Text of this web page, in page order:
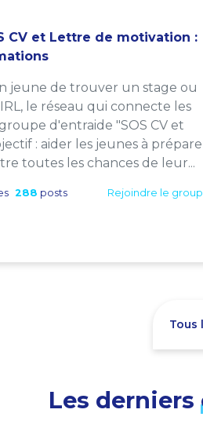
CV et Lettre de motivation :
jeune de trouver un stage ou
le réseau qui connecte les
d'entraide "SOS CV et
: aider les jeunes à
toutes les chances de leur...
288 posts Rejoindre le
Tous
Les derniers